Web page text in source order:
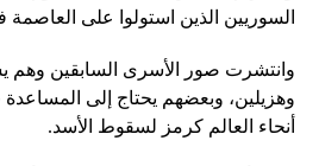
السوريين الذين استولوا على
وانتشرت صور الأسرى السابقين وهم
وهزيلين، وبعضهم يحتاج إلى
أنحاء العالم كرمز لسقوط الأسد.